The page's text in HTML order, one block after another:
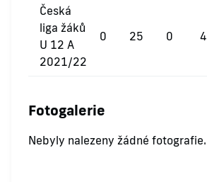
Česká
liga žáků
U 12 A
2021/22
0 25 0 4
Fotogalerie
Nebyly nalezeny žádné fotografie.